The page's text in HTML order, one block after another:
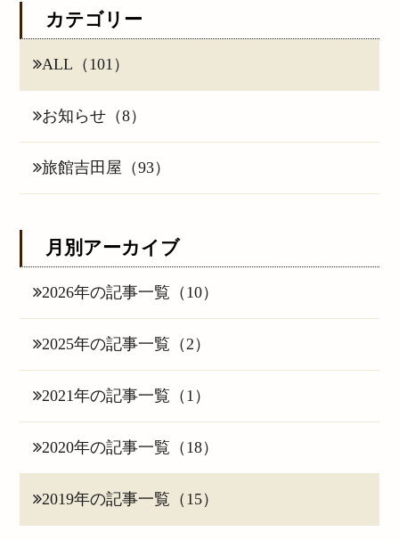
カテゴリー
ALL（101）
お知らせ（8）
旅館吉田屋（93）
月別アーカイブ
2026年の記事一覧（10）
2025年の記事一覧（2）
2021年の記事一覧（1）
2020年の記事一覧（18）
2019年の記事一覧（15）